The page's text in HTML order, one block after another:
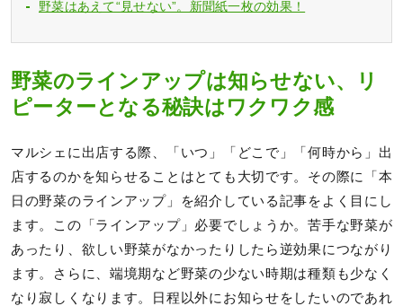
野菜はあえて“見せない”。新聞紙一枚の効果！
野菜のラインアップは知らせない、リ
ピーターとなる秘訣はワクワク感
マルシェに出店する際、「いつ」「どこで」「何時から」出
店するのかを知らせることはとても大切です。その際に「本
日の野菜のラインアップ」を紹介している記事をよく目にし
ます。この「ラインアップ」必要でしょうか。苦手な野菜が
あったり、欲しい野菜がなかったりしたら逆効果につながり
ます。さらに、端境期など野菜の少ない時期は種類も少なく
なり寂しくなります。日程以外にお知らせをしたいのであれ